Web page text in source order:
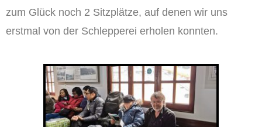
zum Glück noch 2 Sitzplätze, auf denen wir uns
erstmal von der Schlepperei erholen konnten.